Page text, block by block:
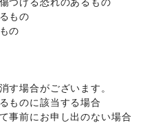
ント/資格・習い事
/ たばこ
求人
もの
の
す場合がございます。
ものに該当する場合
事前にお申し出のない場合